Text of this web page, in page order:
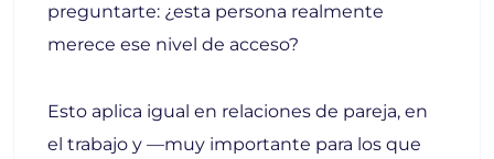
preguntarte: ¿esta persona realmente
merece ese nivel de acceso?
Esto aplica igual en relaciones de pareja, en
el trabajo y —muy importante para los que